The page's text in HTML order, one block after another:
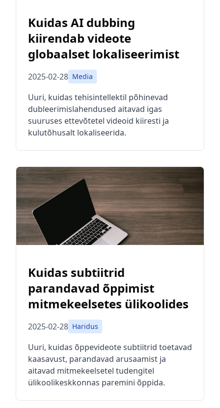
Kuidas AI dubbing
kiirendab videote
globaalset lokaliseerimist
2025-02-28 Media
Uuri, kuidas tehisintellektil põhinevad
dubleerimislahendused aitavad igas
suuruses ettevõtetel videoid kiiresti ja
kulutõhusalt lokaliseerida.
Kuidas subtiitrid
parandavad õppimist
mitmekeelsetes ülikoolides
2025-02-28 Haridus
Uuri, kuidas õppevideote subtiitrid toetavad
kaasavust, parandavad arusaamist ja
aitavad mitmekeelsetel tudengitel
ülikoolikeskkonnas paremini õppida.